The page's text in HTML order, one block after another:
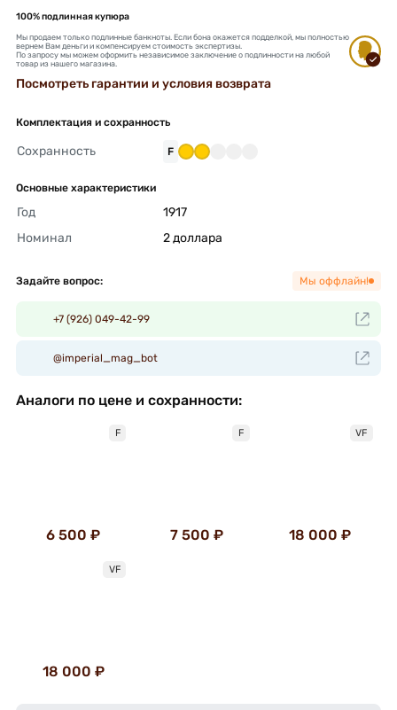
100% подлинная купюра
Мы продаем только подлинные банкноты. Если бона окажется подделкой, мы полностью
вернем Вам деньги и компенсируем стоимость экспертизы.
По запросу мы можем оформить независимое заключение о подлинности на любой
товар из нашего магазина.
Посмотреть гарантии и условия возврата
Комплектация и сохранность
Сохранность F
Основные характеристики
Год
1917
Номинал
2 доллара
Задайте вопрос: Мы оффлайн!
+7 (926) 049-42-99
@imperial_mag_bot
Аналоги по цене и сохранности:
F
6 500 ₽
F
7 500 ₽
VF
18 000 ₽
VF
18 000 ₽